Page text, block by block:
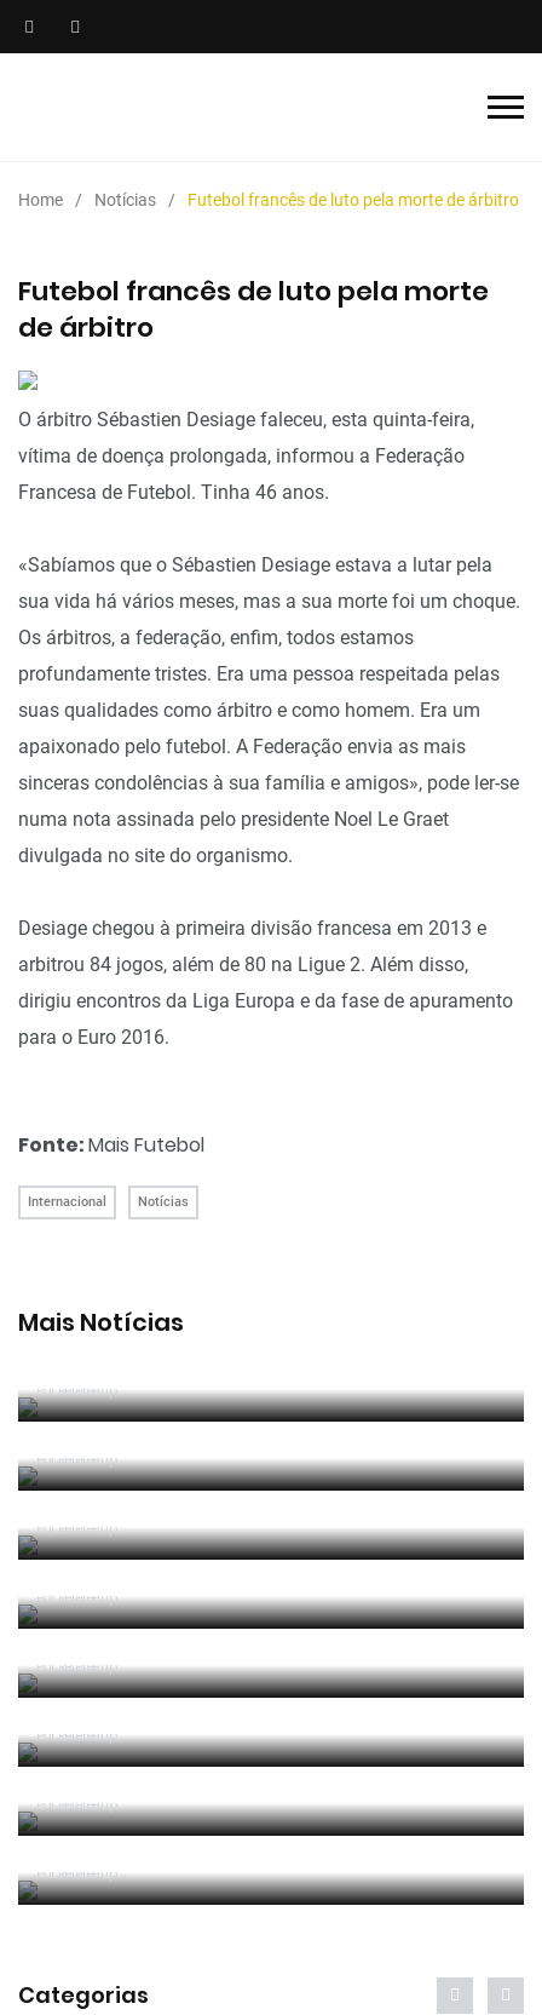
Home Notícias Futebol francês de luto pela morte de árbitro
Futebol francês de luto pela morte
de árbitro
O árbitro Sébastien Desiage faleceu, esta quinta-feira,
vítima de doença prolongada, informou a Federação
Francesa de Futebol. Tinha 46 anos.
«Sabíamos que o Sébastien Desiage estava a lutar pela
sua vida há vários meses, mas a sua morte foi um choque.
Os árbitros, a federação, enfim, todos estamos
profundamente tristes. Era uma pessoa respeitada pelas
suas qualidades como árbitro e como homem. Era um
apaixonado pelo futebol. A Federação envia as mais
sinceras condolências à sua família e amigos», pode ler-se
numa nota assinada pelo presidente Noel Le Graet
divulgada no site do organismo.
Desiage chegou à primeira divisão francesa em 2013 e
arbitrou 84 jogos, além de 80 na Ligue 2. Além disso,
dirigiu encontros da Liga Europa e da fase de apuramento
para o Euro 2016.
Fonte:Mais Futebol
Internacional Notícias
Mais Notícias
Por RefereeTip
João Pinheiro radiante com ida ao Mundial: «É o
Por RefereeTip
João Pinheiro nomeado pela FIFA para o Mundial
Por RefereeTip
APAF espera que câmaras corporais possam
Por RefereeTip
Vídeo: árbitro assistente ensina Calafiori a... fazer
Por RefereeTip
Sérgio Soares na final da Superfinal Europeia de
Por RefereeTip
Por RefereeTip
Filipa Prata nomeada para o Mundial de futsal
Por RefereeTip
Categorias